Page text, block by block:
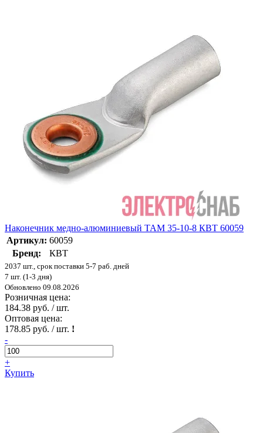
Наконечник медно-алюминиевый ТАМ 35-10-8 КВТ 60059
Артикул: 60059
Бренд:
КВТ
2037 шт., срок поставки 5-7 раб. дней
7 шт. (1-3 дня)
Обновлено 09.08.2026
Розничная цена:
184.38 руб. / шт.
Оптовая цена:
178.85 руб. / шт. !
-
+
Купить